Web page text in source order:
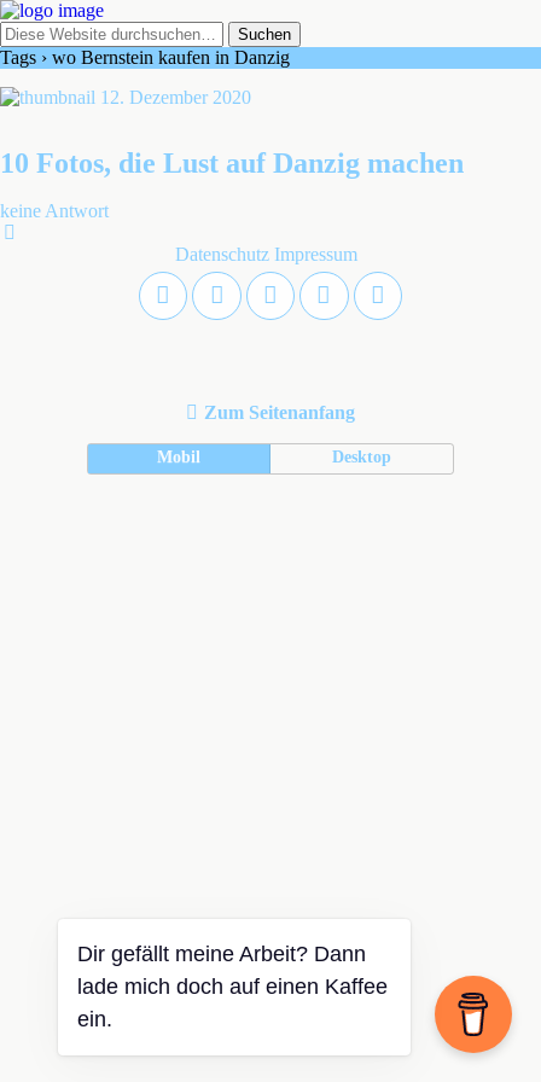
Tags › wo Bernstein kaufen in Danzig
12. Dezember 2020
10 Fotos, die Lust auf Danzig machen
keine Antwort
Datenschutz Impressum
Zum Seitenanfang
Mobil Desktop
Dir gefällt meine Arbeit? Dann
lade mich doch auf einen Kaffee
ein.